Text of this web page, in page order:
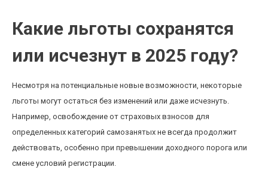
Какие льготы сохранятся
или исчезнут в 2025 году?
Несмотря на потенциальные новые возможности, некоторые
льготы могут остаться без изменений или даже исчезнуть.
Например, освобождение от страховых взносов для
определенных категорий самозанятых не всегда продолжит
действовать, особенно при превышении доходного порога или
смене условий регистрации.